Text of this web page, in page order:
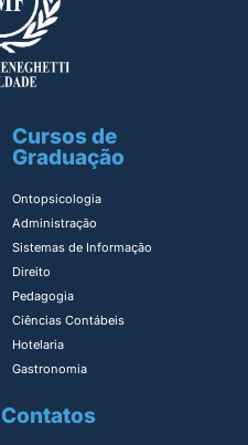
Cursos de
Graduação
Ontopsicologia ​
Administração​
Sistemas de Informação​
Direito​
Pedagogia
Ciências Contábeis
Hotelaria
Gastronomia
Contatos